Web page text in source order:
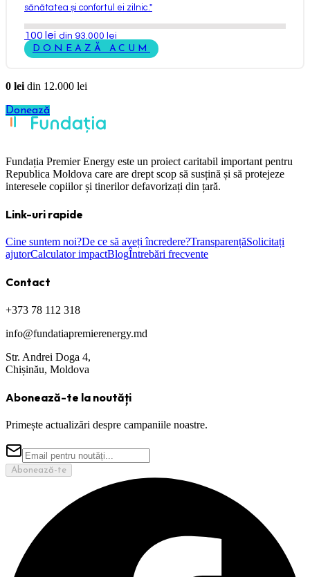
sănătatea și confortul ei zilnic. "
100 lei din 93.000 lei
DONEAZĂ ACUM
0 lei din 12.000 lei
Donează
Fundația Premier Energy este un proiect caritabil important pentru
Republica Moldova care are drept scop să susțină și să protejeze
interesele copiilor și tinerilor defavorizați din țară.
Link-uri rapide
Cine suntem noi?De ce să aveți încredere?TransparențăSolicitați
ajutorCalculator impactBlogÎntrebări frecvente
Contact
+373 78 112 318
info@fundatiapremierenergy.md
Str. Andrei Doga 4,
Chișinău, Moldova
Abonează-te la noutăți
Primește actualizări despre campaniile noastre.
Abonează-te